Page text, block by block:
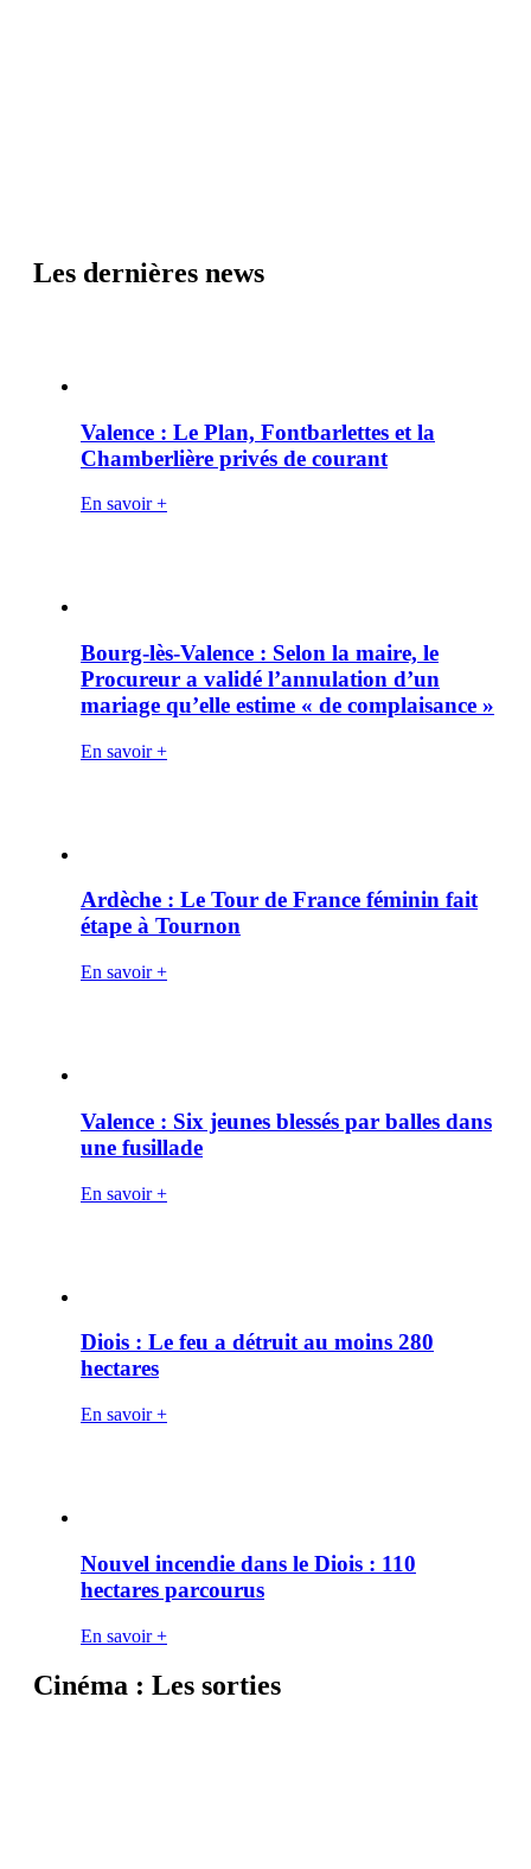
Les dernières news
Valence : Le Plan, Fontbarlettes et la
Chamberlière privés de courant
En savoir +
Bourg-lès-Valence : Selon la maire, le
Procureur a validé l’annulation d’un
mariage qu’elle estime « de complaisance »
En savoir +
Ardèche : Le Tour de France féminin fait
étape à Tournon
En savoir +
Valence : Six jeunes blessés par balles dans
une fusillade
En savoir +
Diois : Le feu a détruit au moins 280
hectares
En savoir +
Nouvel incendie dans le Diois : 110
hectares parcourus
En savoir +
Cinéma : Les sorties